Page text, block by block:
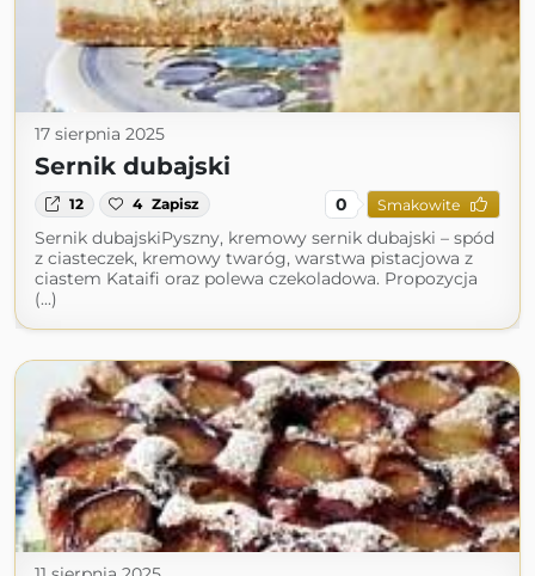
17 sierpnia 2025
Sernik dubajski
12 4 Zapisz 0 Smakowite
Sernik dubajskiPyszny, kremowy sernik dubajski – spód
z ciasteczek, kremowy twaróg, warstwa pistacjowa z
ciastem Kataifi oraz polewa czekoladowa. Propozycja
(...)